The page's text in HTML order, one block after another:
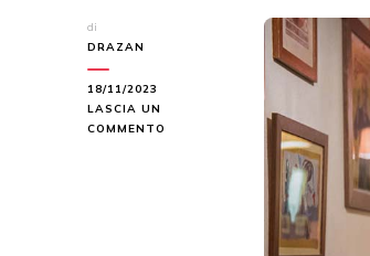
di
DRAZAN
18/11/2023
LASCIA UN
COMMENTO